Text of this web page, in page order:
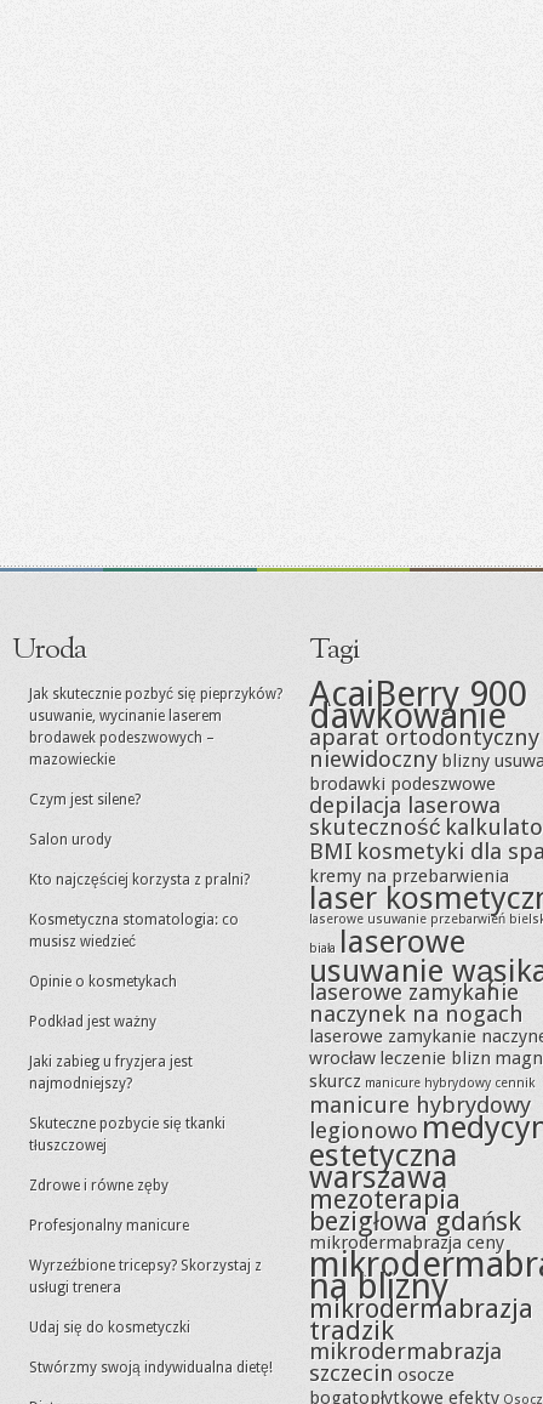
Uroda
Jak skutecznie pozbyć się pieprzyków?
usuwanie, wycinanie laserem
brodawek podeszwowych –
mazowieckie
Czym jest silene?
Salon urody
Kto najczęściej korzysta z pralni?
Kosmetyczna stomatologia: co
musisz wiedzieć
Opinie o kosmetykach
Podkład jest ważny
Jaki zabieg u fryzjera jest
najmodniejszy?
Skuteczne pozbycie się tkanki
tłuszczowej
Zdrowe i równe zęby
Profesjonalny manicure
Wyrzeźbione tricepsy? Skorzystaj z
usługi trenera
Udaj się do kosmetyczki
Stwórzmy swoją indywidualna dietę!
Tagi
AcaiBerry 900
dawkowanie
aparat ortodontyczny
niewidoczny blizny
brodawki podeszwowe
depilacja laserowa
skuteczność
BMI kosmetyki dla
kremy na przebarwienia
laser
laserowe usuwanie przebarwień
biała laserowe
usuwanie
laserowe zamykanie
naczynek na nogach
laserowe zamykanie
wrocław leczenie blizn
skurcz manicure hybrydowy cennik
manicure hybrydowy
legionowo
estetyczna
warszawa
mezoterapia
bezigłowa gdańsk
mikrodermabrazja ceny
na blizny
mikrodermabrazja
tradzik
mikrodermabrazja
szczecin osocze
bogatopłytkowe efekty